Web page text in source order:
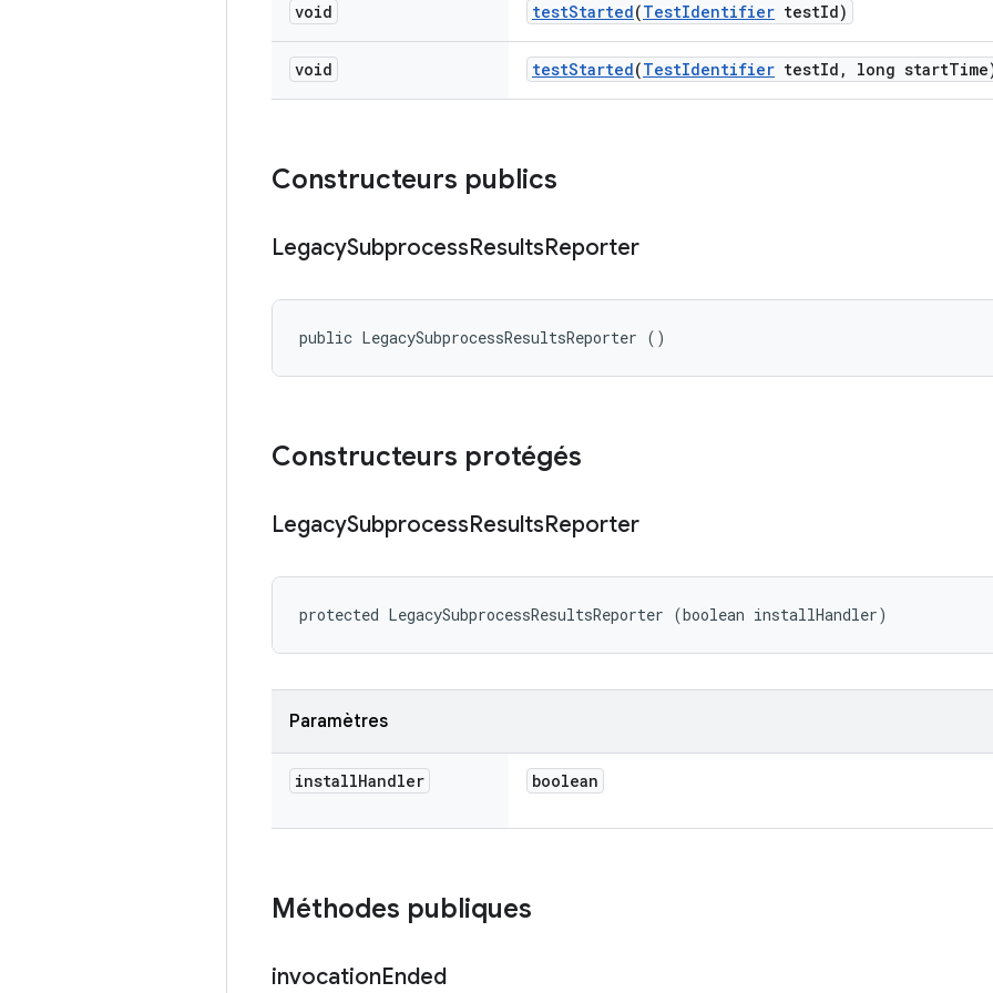
void testStarted(TestIdentifier testId)
void testStarted(TestIdentifier testId , long start
Constructeurs publics
LegacySubprocessResultsReporter
public LegacySubprocessResultsReporter ()
Constructeurs protégés
LegacySubprocessResultsReporter
protected LegacySubprocessResultsReporter (boolean installHandler)
Paramètres
installHandler boolean
Méthodes publiques
invocationEnded